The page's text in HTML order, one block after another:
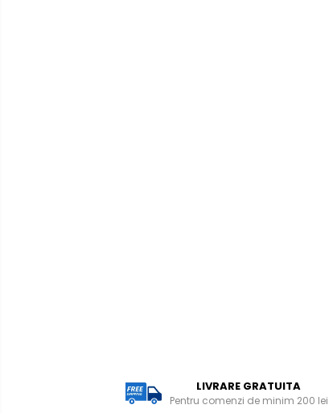
Lampi emergente
LIVRARE GRATUITA
Pentru comenzi de minim 200 lei